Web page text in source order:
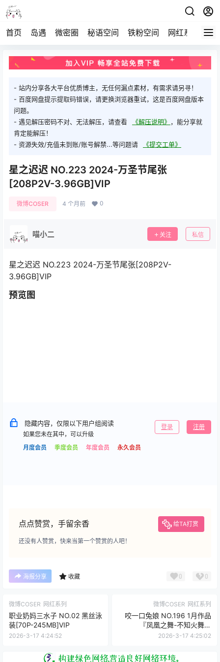
首页 岛遇 微密圈 秘语空间 铁粉空间 网红系列 打
- 站内分享各大平台优质博主，无任何漏点素材，有需求请另寻！
- 百度网盘提示提取码错误，请更换浏览器重试，这是百度网盘版本
问题。
- 遇见解压密码不对、无法解压，请查看
《解压说明》 ，能分享就
肯定能解压！
- 资源失效/充值未到账/账号解禁...等问题请
《提交工单》
星之迟迟 NO.223 2024-万圣节尾张
[208P2V-3.96GB]VIP
微博COSER 4 个月前 0
喵小二 关注 私信
星之迟迟 NO.223 2024-万圣节尾张[208P2V-
3.96GB]VIP
预览图
隐藏内容，仅限以下用户组阅读
如果您未在其中，可以升级
月度会员
季度会员 年度会员 永久会员
登录 注册
点点赞赏，手留余香 给TA打赏
还没有人赞赏，快来当第一个赞赏的人吧！
海报分享 收藏 0 0
微博COSER 网红系列
职业奶妈三水子 NO.02 黑丝泳
装[70P-245MB]VIP
2026-3-17 4:24:52
微博COSER 网红系列
咬一口兔娘 NO.196 1月作品
『凤凰之舞-不知火舞』
[75P1V-1.38GB]VIP
2026-3-17 4:25:02